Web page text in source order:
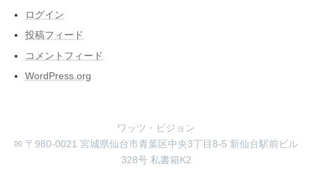
ログイン
投稿フィード
コメントフィード
WordPress.org
ワッツ・ビジョン
✉ 〒980-0021 宮城県仙台市青葉区中央3丁目8-5 新仙台駅前ビル
328号 私書箱K2